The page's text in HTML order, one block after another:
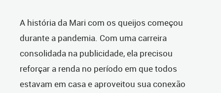
A história da Mari com os queijos começou
durante a pandemia. Com uma carreira
consolidada na publicidade, ela precisou
reforçar a renda no período em que todos
estavam em casa e aproveitou sua conexão